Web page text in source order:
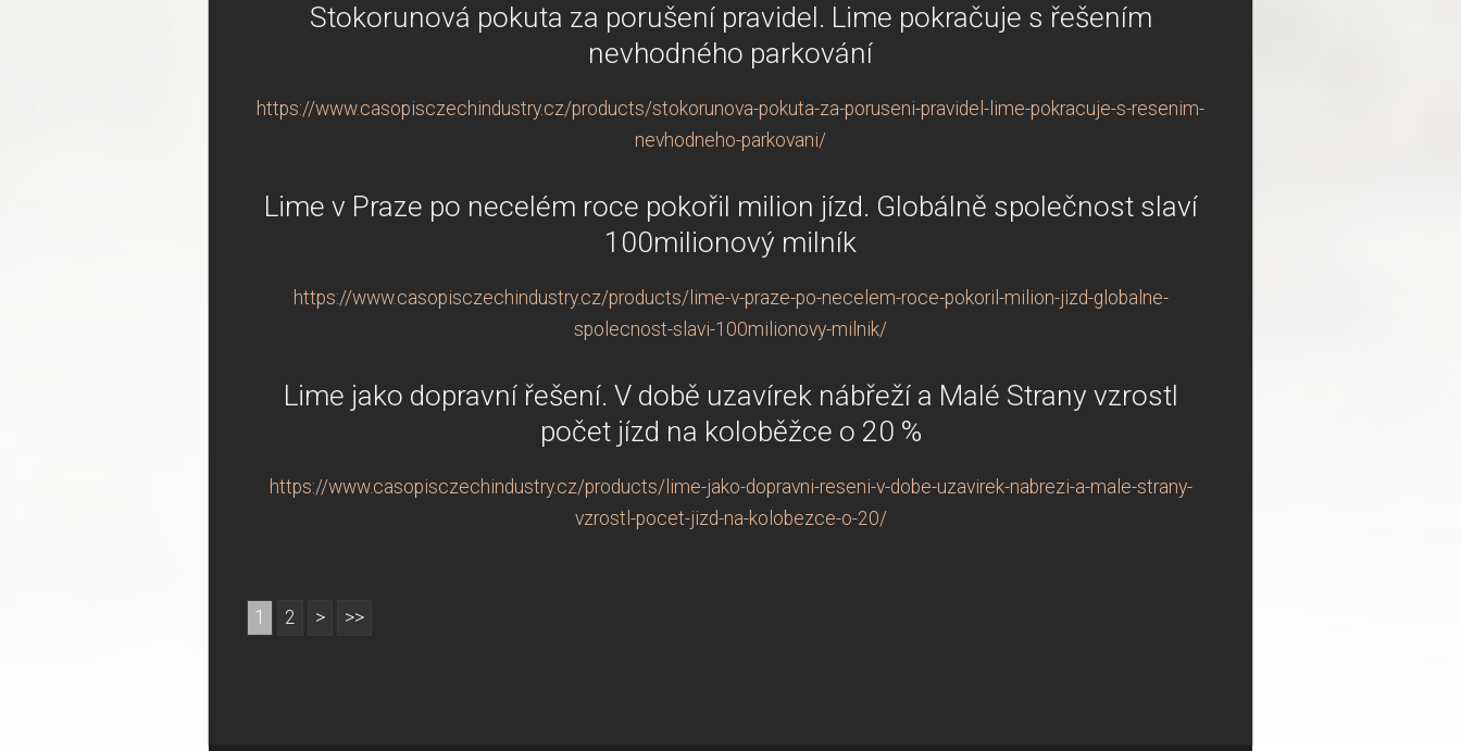
Stokorunová pokuta za porušení pravidel. Lime pokračuje s řešením
nevhodného parkování
https://www.casopisczechindustry.cz/products/stokorunova-pokuta-za-poruseni-pravidel-lime-pokracuje-s-resenim-
nevhodneho-parkovani/
Lime v Praze po necelém roce pokořil milion jízd. Globálně společnost slaví
100milionový milník
https://www.casopisczechindustry.cz/products/lime-v-praze-po-necelem-roce-pokoril-milion-jizd-globalne-
spolecnost-slavi-100milionovy-milnik/
Lime jako dopravní řešení. V době uzavírek nábřeží a Malé Strany vzrostl
počet jízd na koloběžce o 20 %
https://www.casopisczechindustry.cz/products/lime-jako-dopravni-reseni-v-dobe-uzavirek-nabrezi-a-male-strany-
vzrostl-pocet-jizd-na-kolobezce-o-20/
1 2 > >>